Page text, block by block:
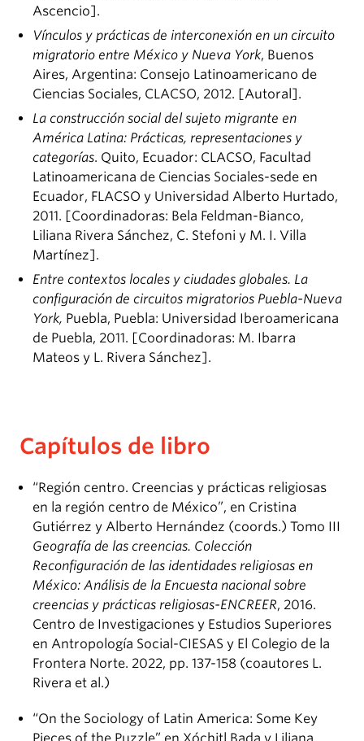
Ascencio].
Vínculos y prácticas de interconexión en un circuito
migratorio entre México y Nueva York, Buenos
Aires, Argentina: Consejo Latinoamericano de
Ciencias Sociales, CLACSO, 2012. [Autoral].
La construcción social del sujeto migrante en
América Latina: Prácticas, representaciones y
categorías. Quito, Ecuador: CLACSO, Facultad
Latinoamericana de Ciencias Sociales-sede en
Ecuador, FLACSO y Universidad Alberto Hurtado,
2011. [Coordinadoras: Bela Feldman-Bianco,
Liliana Rivera Sánchez, C. Stefoni y M. I. Villa
Martínez].
Entre contextos locales y ciudades globales. La
configuración de circuitos migratorios Puebla-Nueva
York, Puebla, Puebla: Universidad Iberoamericana
de Puebla, 2011. [Coordinadoras: M. Ibarra
Mateos y L. Rivera Sánchez].
Capítulos de libro
“Región centro. Creencias y prácticas religiosas
en la región centro de México”, en Cristina
Gutiérrez y Alberto Hernández (coords.) Tomo III
Geografía de las creencias. Colección
Reconfiguración de las identidades religiosas en
México: Análisis de la Encuesta nacional sobre
creencias y prácticas religiosas-ENCREER, 2016.
Centro de Investigaciones y Estudios Superiores
en Antropología Social-CIESAS y El Colegio de la
Frontera Norte. 2022, pp. 137-158 (coautores L.
Rivera et al.)
“On the Sociology of Latin America: Some Key